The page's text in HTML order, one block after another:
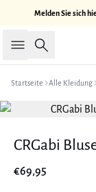
Melden Sie sich
Suche
Startseite Alle Kleidung
CRGabi
€69,95